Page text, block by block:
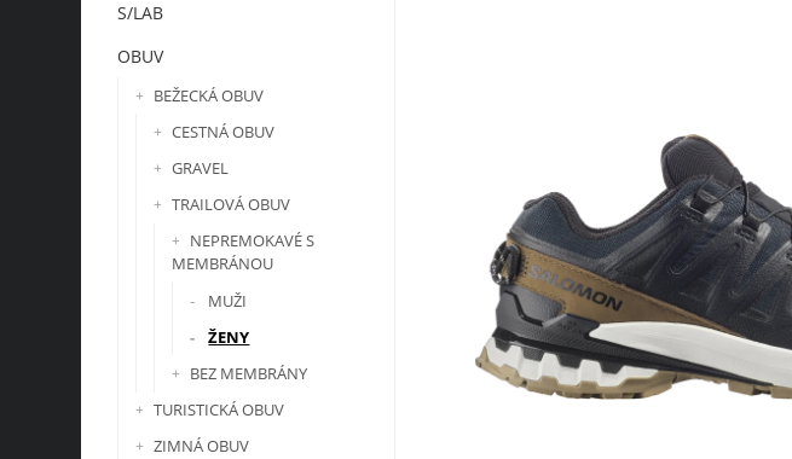
S/LAB
OBUV
BEŽECKÁ OBUV
CESTNÁ OBUV
GRAVEL
TRAILOVÁ OBUV
NEPREMOKAVÉ S
MEMBRÁNOU
MUŽI
ŽENY
BEZ MEMBRÁNY
TURISTICKÁ OBUV
ZIMNÁ OBUV